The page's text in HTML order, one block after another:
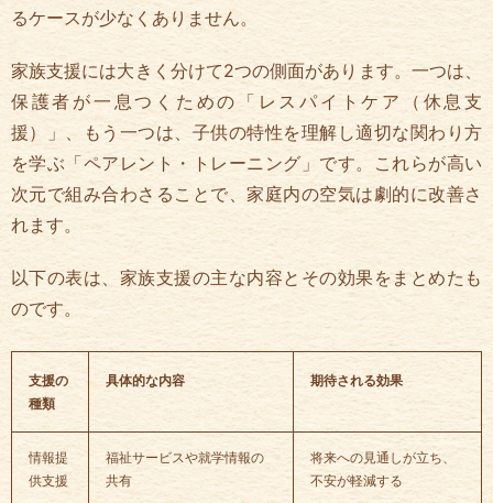
るケースが少なくありません。
家族支援には大きく分けて2つの側面があります。一つは、
保護者が一息つくための「レスパイトケア（休息支
援）」、もう一つは、子供の特性を理解し適切な関わり方
を学ぶ「ペアレント・トレーニング」です。これらが高い
次元で組み合わさることで、家庭内の空気は劇的に改善さ
れます。
以下の表は、家族支援の主な内容とその効果をまとめたも
のです。
支援の
種類
具体的な内容 期待される効果
情報提
供支援
福祉サービスや就学情報の
共有
将来への見通しが立ち、
不安が軽減する